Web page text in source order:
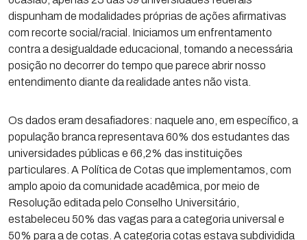
dispunham de modalidades próprias de ações afirmativas
com recorte social/racial. Iniciamos um enfrentamento
contra a desigualdade educacional, tomando a necessária
posição no decorrer do tempo que parece abrir nosso
entendimento diante da realidade antes não vista.
Os dados eram desafiadores: naquele ano, em específico, a
população branca representava 60% dos estudantes das
universidades públicas e 66,2% das instituições
particulares. A Política de Cotas que implementamos, com
amplo apoio da comunidade acadêmica, por meio de
Resolução editada pelo Conselho Universitário,
estabeleceu 50% das vagas para a categoria universal e
50% para a de cotas. A categoria cotas estava subdividida